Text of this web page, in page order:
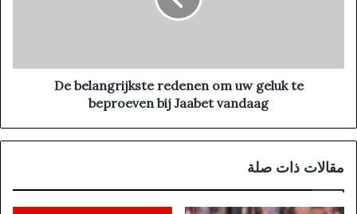
De belangrijkste redenen om uw geluk te
beproeven bij Jaabet vandaag
مقالات ذات صلة